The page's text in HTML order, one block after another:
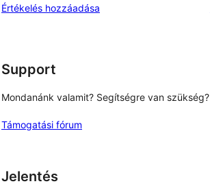
reviews
star
Értékelés hozzáadása
Support
Mondanánk valamit? Segítségre van szükség?
Támogatási fórum
Jelentés